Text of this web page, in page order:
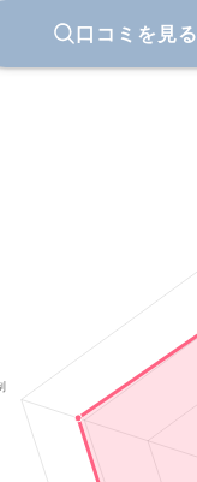
口コミを見る